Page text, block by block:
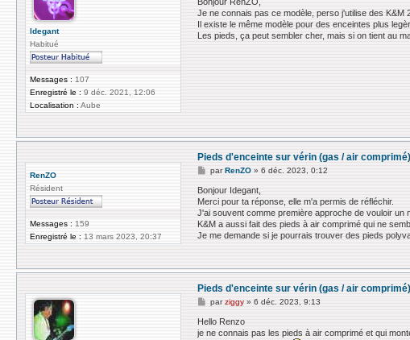
ldegant
Habitué
Messages : 107
Enregistré le : 9 déc. 2021, 12:06
Localisation : Aube
s
g
e
Bonjour RenZO,
Je ne connais pas ce modèle, perso j'utilise des
Il existe le même modèle pour des enceintes plus
Les pieds, ça peut sembler cher, mais si on tient au
RenZO
Résident
Messages : 159
Enregistré le : 13 mars 2023, 20:37
Pieds d'enceinte sur vérin (gas / air comprimé)
M
s
s
a
g
e
par RenZO »6 déc. 2023, 0:12
Bonjour Idegant,
Merci pour ta réponse, elle m'a permis de réfléchir.
J'ai souvent comme première approche de vouloir un
K&M a aussi fait des pieds à air comprimé qui ne
Je me demande si je pourrais trouver des pieds
Pieds d'enceinte sur vérin (gas / air comprimé)
M
s
s
parziggy »6 déc. 2023, 9:13
Hello Renzo
je ne connais pas les pieds à air comprimé et qui